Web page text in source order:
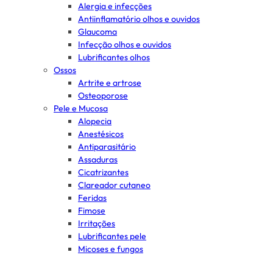
Alergia e infecções
Antiinflamatório olhos e ouvidos
Glaucoma
Infecção olhos e ouvidos
Lubrificantes olhos
Ossos
Artrite e artrose
Osteoporose
Pele e Mucosa
Alopecia
Anestésicos
Antiparasitário
Assaduras
Cicatrizantes
Clareador cutaneo
Feridas
Fimose
Irritações
Lubrificantes pele
Micoses e fungos